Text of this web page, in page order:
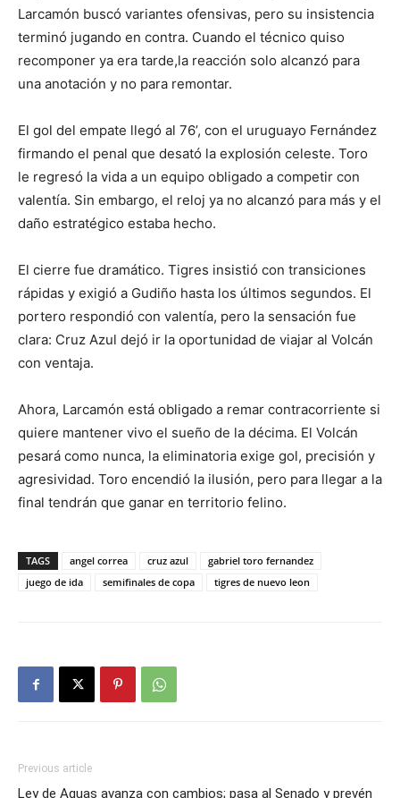
Larcamón buscó variantes ofensivas, pero su insistencia
terminó jugando en contra. Cuando el técnico quiso
recomponer ya era tarde,la reacción solo alcanzó para
una anotación y no para remontar.
El gol del empate llegó al 76’, con el uruguayo Fernández
firmando el penal que desató la explosión celeste. Toro
le regresó la vida a un equipo obligado a competir con
valentía. Sin embargo, el reloj ya no alcanzó para más y el
daño estratégico estaba hecho.
El cierre fue dramático. Tigres insistió con transiciones
rápidas y exigió a Gudiño hasta los últimos segundos. El
portero respondió con valentía, pero la sensación fue
clara: Cruz Azul dejó ir la oportunidad de viajar al Volcán
con ventaja.
Ahora, Larcamón está obligado a remar contracorriente si
quiere mantener vivo el sueño de la décima. El Volcán
pesará como nunca, la eliminatoria exige gol, precisión y
agresividad. Toro encendió la ilusión, pero para llegar a la
final tendrán que ganar en territorio felino.
TAGS angel correa cruz azul
gabriel toro fernandez
juego de ida
semifinales de copa tigres de nuevo leon
Previous article
Ley de Aguas avanza con cambios; pasa al Senado y prevén